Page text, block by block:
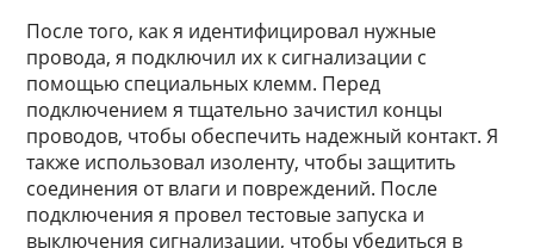
После того, как я идентифицировал нужные
провода, я подключил их к сигнализации с
помощью специальных клемм. Перед
подключением я тщательно зачистил концы
проводов, чтобы обеспечить надежный контакт. Я
также использовал изоленту, чтобы защитить
соединения от влаги и повреждений. После
подключения я провел тестовые запуска и
выключения сигнализации, чтобы убедиться в